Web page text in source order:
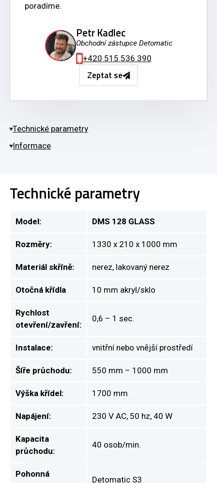
poradíme.
Petr Kadlec
Obchodní zástupce Detomatic
+420 515 536 390
Zeptat se
Technické parametry
Informace
Technické parametry
Model: DMS 128 GLASS
Rozměry: 1330 x 210 x 1000 mm
Materiál skříně: nerez, lakovaný nerez
Otočná křídla 10 mm akryl/sklo
Rychlost
otevření/zavření:
0,6 – 1 sec.
Instalace: vnitřní nebo vnější prostředí
Šíře průchodu: 550 mm – 1000 mm
Výška křídel: 1700 mm
Napájení: 230 V AC, 50 hz, 40 W
Kapacita
průchodu:
40 osob/min.
Pohonná
Detomatic S3